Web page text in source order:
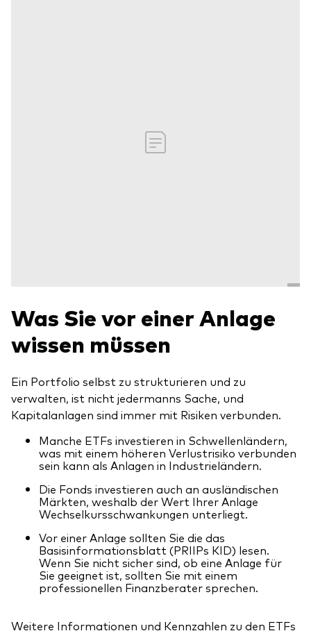
Was Sie vor einer Anlage
wissen müssen
Ein Portfolio selbst zu strukturieren und zu
verwalten, ist nicht jedermanns Sache, und
Kapitalanlagen sind immer mit Risiken verbunden.
Manche ETFs investieren in Schwellenländern,
was mit einem höheren Verlustrisiko verbunden
sein kann als Anlagen in Industrieländern.
Die Fonds investieren auch an ausländischen
Märkten, weshalb der Wert Ihrer Anlage
Wechselkursschwankungen unterliegt.
Vor einer Anlage sollten Sie die das
Basisinformationsblatt (PRIIPs KID) lesen.
Wenn Sie nicht sicher sind, ob eine Anlage für
Sie geeignet ist, sollten Sie mit einem
professionellen Finanzberater sprechen.
Weitere Informationen und Kennzahlen zu den ETFs